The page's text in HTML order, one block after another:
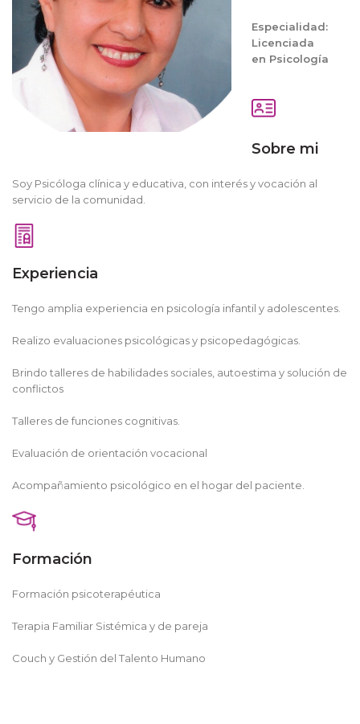
Especialidad:
Licenciada
en Psicología
Sobre mi
Soy Psicóloga clínica y educativa, con interés y vocación al
servicio de la comunidad.
Experiencia
Tengo amplia experiencia en psicología infantil y adolescentes.
Realizo evaluaciones psicológicas y psicopedagógicas.
Brindo talleres de habilidades sociales, autoestima y solución de
conflictos
Talleres de funciones cognitivas.
Evaluación de orientación vocacional
Acompañamiento psicológico en el hogar del paciente.
Formación
Formación psicoterapéutica
Terapia Familiar Sistémica y de pareja
Couch y Gestión del Talento Humano